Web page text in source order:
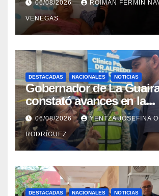
campamentos de La
06/08/2026 ROIMAN FERMIN
VENEGAS
DESTACADAS NACIONALES NOTICIAS
Gobernador de La
constató avances en la
rehabilitación del
Catia la Mar
06/08/2026 YENTZA JOSEFINA
RODRÍGUEZ
DESTACADAS NACIONALES NOTICIAS